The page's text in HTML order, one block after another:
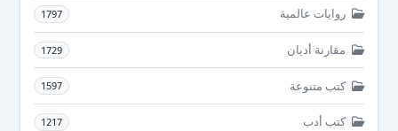
روايات عالمية 1797
مقارنة أديان 1729
كتب متنوعة 1597
كتب أدب 1217